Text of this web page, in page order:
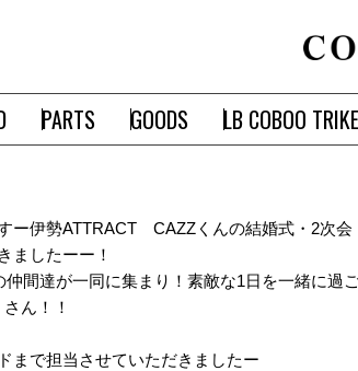
PARTS GOODS LB COBOO TRIKE
ー伊勢ATTRACT CAZZくんの結婚式・2次会
ましたーー！
間達が一同に集まり！素敵な1日を一緒に過
ん！！
まで担当させていただきましたー